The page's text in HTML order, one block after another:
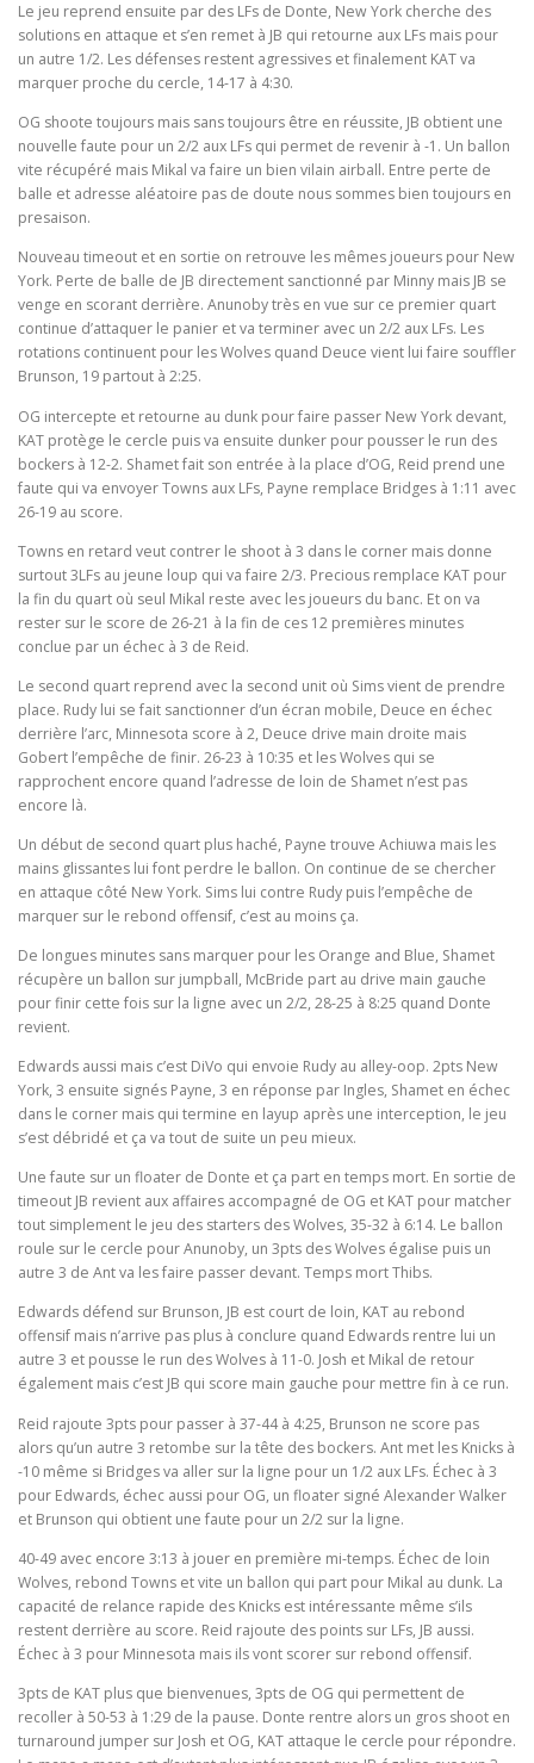
Le jeu reprend ensuite par des LFs de Donte, New York cherche des
solutions en attaque et s’en remet à JB qui retourne aux LFs mais pour
un autre 1/2. Les défenses restent agressives et finalement KAT va
marquer proche du cercle, 14-17 à 4:30.
OG shoote toujours mais sans toujours être en réussite, JB obtient une
nouvelle faute pour un 2/2 aux LFs qui permet de revenir à -1. Un ballon
vite récupéré mais Mikal va faire un bien vilain airball. Entre perte de
balle et adresse aléatoire pas de doute nous sommes bien toujours en
presaison.
Nouveau timeout et en sortie on retrouve les mêmes joueurs pour New
York. Perte de balle de JB directement sanctionné par Minny mais JB se
venge en scorant derrière. Anunoby très en vue sur ce premier quart
continue d’attaquer le panier et va terminer avec un 2/2 aux LFs. Les
rotations continuent pour les Wolves quand Deuce vient lui faire souffler
Brunson, 19 partout à 2:25.
OG intercepte et retourne au dunk pour faire passer New York devant,
KAT protège le cercle puis va ensuite dunker pour pousser le run des
bockers à 12-2. Shamet fait son entrée à la place d’OG, Reid prend une
faute qui va envoyer Towns aux LFs, Payne remplace Bridges à 1:11 avec
26-19 au score.
Towns en retard veut contrer le shoot à 3 dans le corner mais donne
surtout 3LFs au jeune loup qui va faire 2/3. Precious remplace KAT pour
la fin du quart où seul Mikal reste avec les joueurs du banc. Et on va
rester sur le score de 26-21 à la fin de ces 12 premières minutes
conclue par un échec à 3 de Reid.
Le second quart reprend avec la second unit où Sims vient de prendre
place. Rudy lui se fait sanctionner d’un écran mobile, Deuce en échec
derrière l’arc, Minnesota score à 2, Deuce drive main droite mais
Gobert l’empêche de finir. 26-23 à 10:35 et les Wolves qui se
rapprochent encore quand l’adresse de loin de Shamet n’est pas
encore là.
Un début de second quart plus haché, Payne trouve Achiuwa mais les
mains glissantes lui font perdre le ballon. On continue de se chercher
en attaque côté New York. Sims lui contre Rudy puis l’empêche de
marquer sur le rebond offensif, c’est au moins ça.
De longues minutes sans marquer pour les Orange and Blue, Shamet
récupère un ballon sur jumpball, McBride part au drive main gauche
pour finir cette fois sur la ligne avec un 2/2, 28-25 à 8:25 quand Donte
revient.
Edwards aussi mais c’est DiVo qui envoie Rudy au alley-oop. 2pts New
York, 3 ensuite signés Payne, 3 en réponse par Ingles, Shamet en échec
dans le corner mais qui termine en layup après une interception, le jeu
s’est débridé et ça va tout de suite un peu mieux.
Une faute sur un floater de Donte et ça part en temps mort. En sortie de
timeout JB revient aux affaires accompagné de OG et KAT pour matcher
tout simplement le jeu des starters des Wolves, 35-32 à 6:14. Le ballon
roule sur le cercle pour Anunoby, un 3pts des Wolves égalise puis un
autre 3 de Ant va les faire passer devant. Temps mort Thibs.
Edwards défend sur Brunson, JB est court de loin, KAT au rebond
offensif mais n’arrive pas plus à conclure quand Edwards rentre lui un
autre 3 et pousse le run des Wolves à 11-0. Josh et Mikal de retour
également mais c’est JB qui score main gauche pour mettre fin à ce run.
Reid rajoute 3pts pour passer à 37-44 à 4:25, Brunson ne score pas
alors qu’un autre 3 retombe sur la tête des bockers. Ant met les Knicks à
-10 même si Bridges va aller sur la ligne pour un 1/2 aux LFs. Échec à 3
pour Edwards, échec aussi pour OG, un floater signé Alexander Walker
et Brunson qui obtient une faute pour un 2/2 sur la ligne.
40-49 avec encore 3:13 à jouer en première mi-temps. Échec de loin
Wolves, rebond Towns et vite un ballon qui part pour Mikal au dunk. La
capacité de relance rapide des Knicks est intéressante même s’ils
restent derrière au score. Reid rajoute des points sur LFs, JB aussi.
Échec à 3 pour Minnesota mais ils vont scorer sur rebond offensif.
3pts de KAT plus que bienvenues, 3pts de OG qui permettent de
recoller à 50-53 à 1:29 de la pause. Donte rentre alors un gros shoot en
turnaround jumper sur Josh et OG, KAT attaque le cercle pour répondre.